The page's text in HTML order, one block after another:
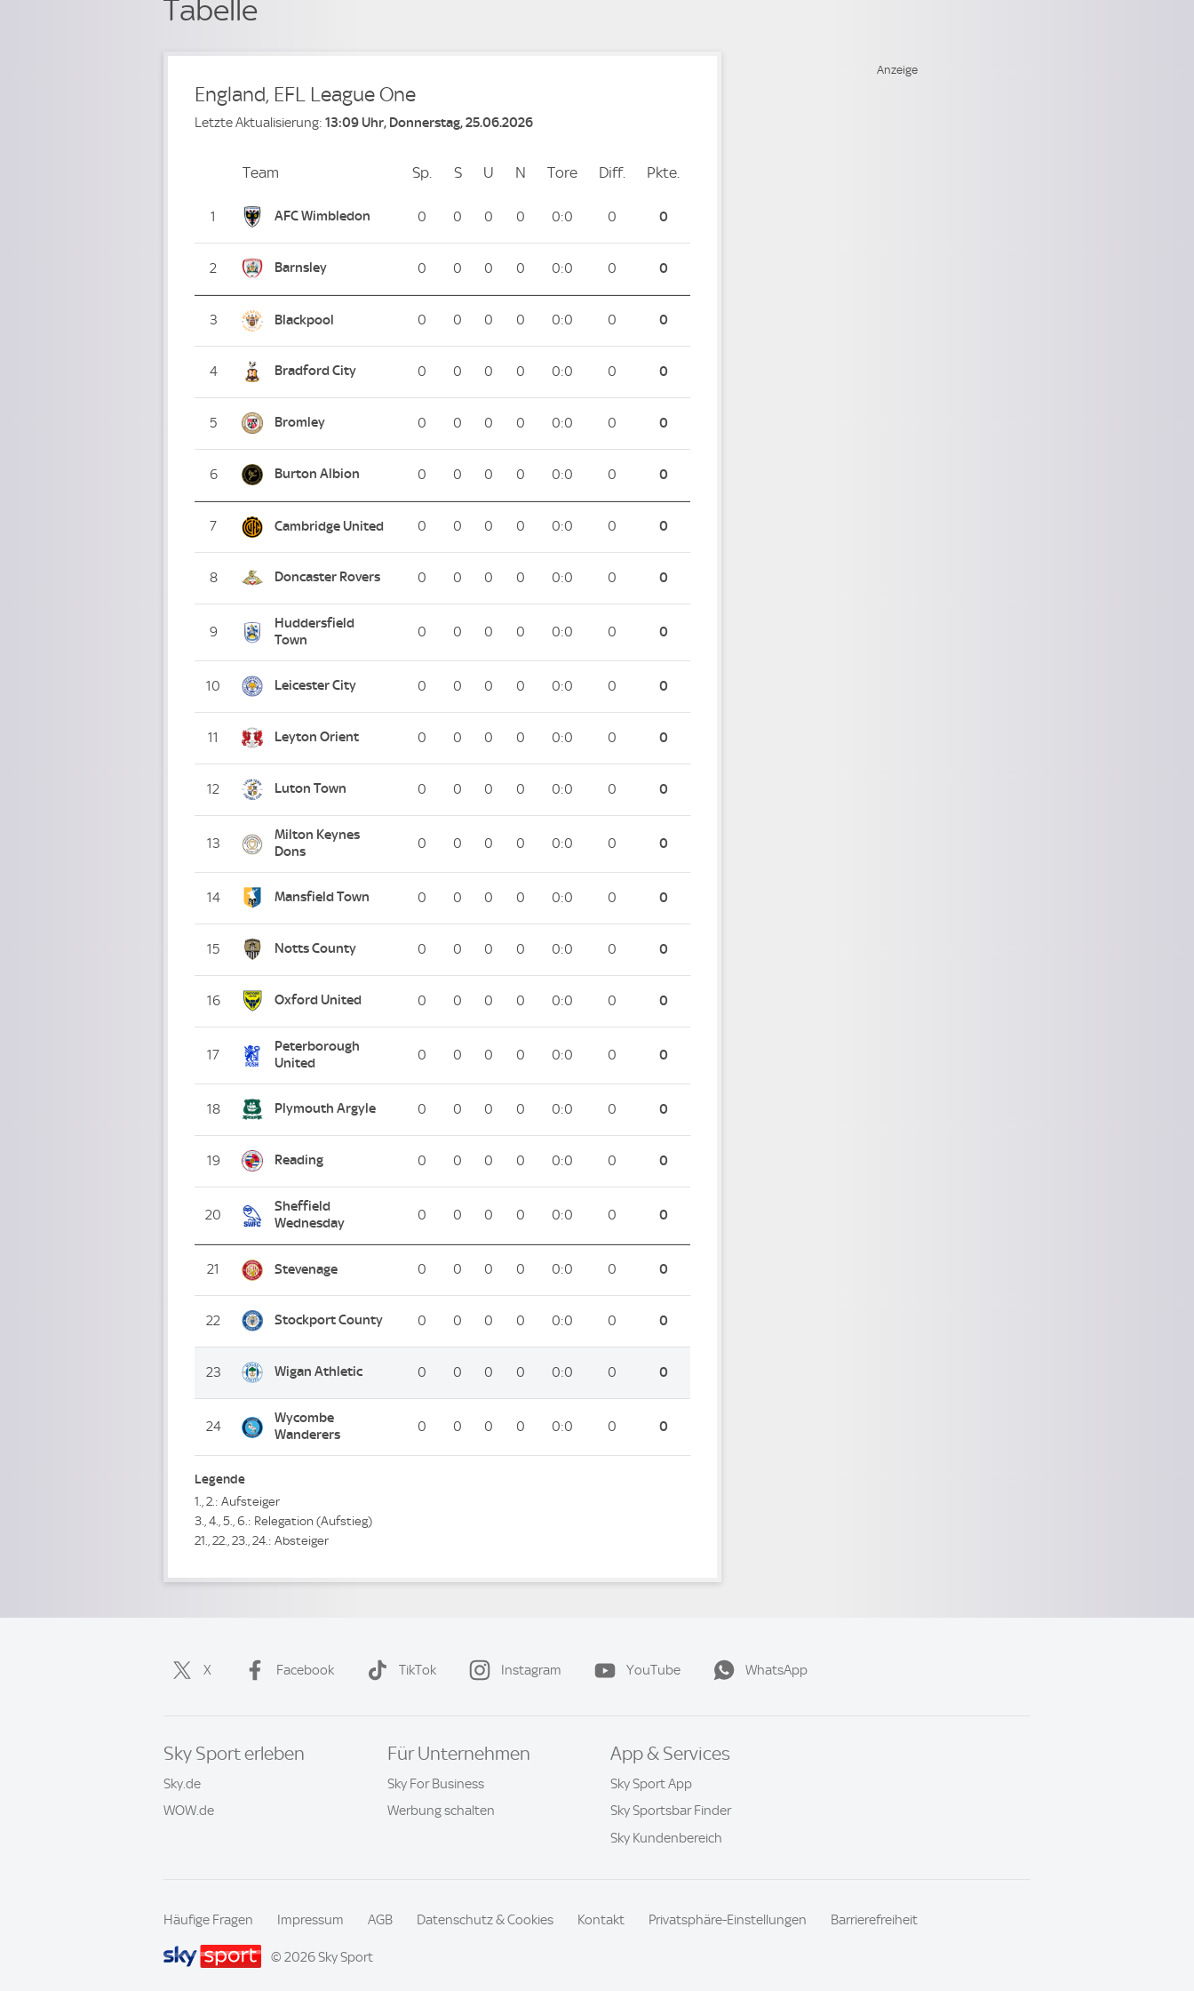
Tabelle
England, EFL League One
Letzte Aktualisierung: 13:09 Uhr, Donnerstag, 25.06.2026
PlatzTeam Sp. Spiele
SSiege
U Unentschieden
N Niederlagen
Tore ToreDiff. Differenz
Pkte.
1 AFC Wimbledon 0 0 0 0 0:0 0 0
2 Barnsley 0 0 0 0 0:0 0 0
3 Blackpool 0 0 0 0 0:0 0 0
4 Bradford City 0 0 0 0 0:0 0 0
5 Bromley 0 0 0 0 0:0 0 0
6 Burton Albion 0 0 0 0 0:0 0 0
7 Cambridge United 0 0 0 0 0:0 0 0
8 Doncaster Rovers 0 0 0 0 0:0 0 0
9
Huddersfield
Town
0 0 0 0 0:0 0 0
10 Leicester City 0 0 0 0 0:0 0 0
11 Leyton Orient 0 0 0 0 0:0 0 0
12 Luton Town 0 0 0 0 0:0 0 0
13
Milton Keynes
Dons
0 0 0 0 0:0 0 0
14 Mansfield Town 0 0 0 0 0:0 0 0
15 Notts County 0 0 0 0 0:0 0 0
16 Oxford United 0 0 0 0 0:0 0 0
17
Peterborough
United
0 0 0 0 0:0 0 0
18 Plymouth Argyle 0 0 0 0 0:0 0 0
19 Reading 0 0 0 0 0:0 0 0
20
Sheffield
Wednesday
0 0 0 0 0:0 0 0
21 Stevenage 0 0 0 0 0:0 0 0
22 Stockport County 0 0 0 0 0:0 0 0
23 Wigan Athletic 0 0 0 0 0:0 0 0
24
Wycombe
Wanderers
0 0 0 0 0:0 0 0
Legende
1., 2.: Aufsteiger
3., 4., 5., 6.: Relegation (Aufstieg)
21., 22., 23., 24.: Absteiger
X Facebook TikTok Instagram YouTube WhatsApp
Sky Sport erleben
Sky.de
WOW.de
Für Unternehmen
Sky For Business
Werbung schalten
App & Services
Sky Sport App
Sky Sportsbar Finder
Sky Kundenbereich
Häufige Fragen Impressum AGB Datenschutz & Cookies Kontakt Privatsphäre-Einstellungen Barrierefreiheit
© 2026 Sky Sport